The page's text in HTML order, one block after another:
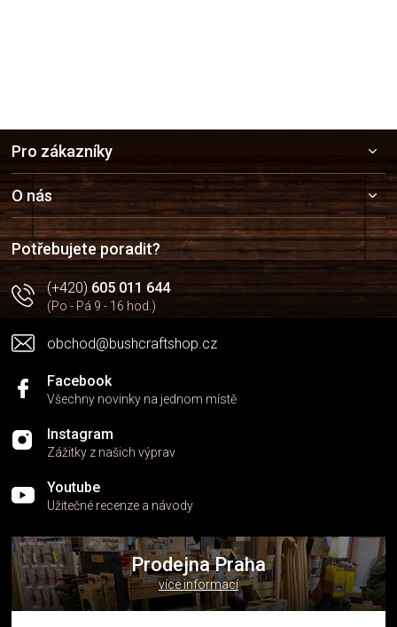
a
t
í
Pro zákazníky
O nás
Potřebujete poradit?
(+420)605 011 644
(Po - Pá 9 - 16 hod.)
obchod@bushcraftshop.cz
Facebook
Všechny novinky na jednom místě
Instagram
Zážitky z našich výprav
Youtube
Užitečné recenze a návody
Prodejna Praha
více informací